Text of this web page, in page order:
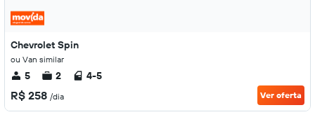
Chevrolet Spin
ou Van similar
5 2 4-5
R$ 258 /dia Ver oferta